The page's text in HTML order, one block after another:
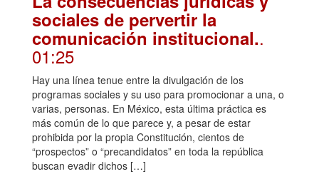
sociales de pervertir la
comunicación institucional..
01:25
Hay una línea tenue entre la divulgación de los
programas sociales y su uso para promocionar a una, o
varias, personas. En México, esta última práctica es
más común de lo que parece y, a pesar de estar
prohibida por la propia Constitución, cientos de
“prospectos” o “precandidatos” en toda la república
buscan evadir dichos […]